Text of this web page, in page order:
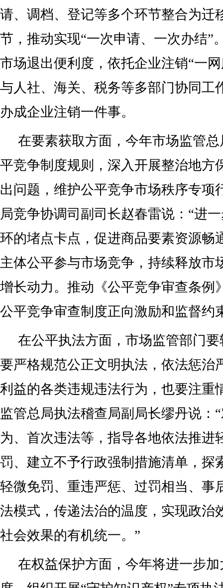
请、调档、登记等多个环节整合为迁
节，推动实现“一次申请、一次办结”
市场退出便利度，依托企业注销“一
与人社、海关、税务等多部门协同工
办成企业注销一件事。
在要素获取方面，今年市场监管
平竞争制度规则，深入开展整治地方
出问题，维护公平竞争市场秩序专项
局竞争协调司副司长赵春雷说：“进
环的堵点卡点，促进商品要素资源畅
主体公平参与市场竞争，持续释放市
增长动力。推动《公平竞争审查条例
公平竞争审查制度正向激励和监督约
在公平执法方面，市场监管部门
要严格规范公正文明执法，依法惩治
利益的各类违规违法行为，也要注重
监管总局执法稽查局副局长缪丹说：
为、首次违法等，指导各地依法推进
罚、建立不予行政强制措施清单，探
轻微免罚、重违严惩、过罚相当、事
法模式，传递法治的温度，实现政治
社会效果的有机统一。”
在权益保护方面，今年将进一步